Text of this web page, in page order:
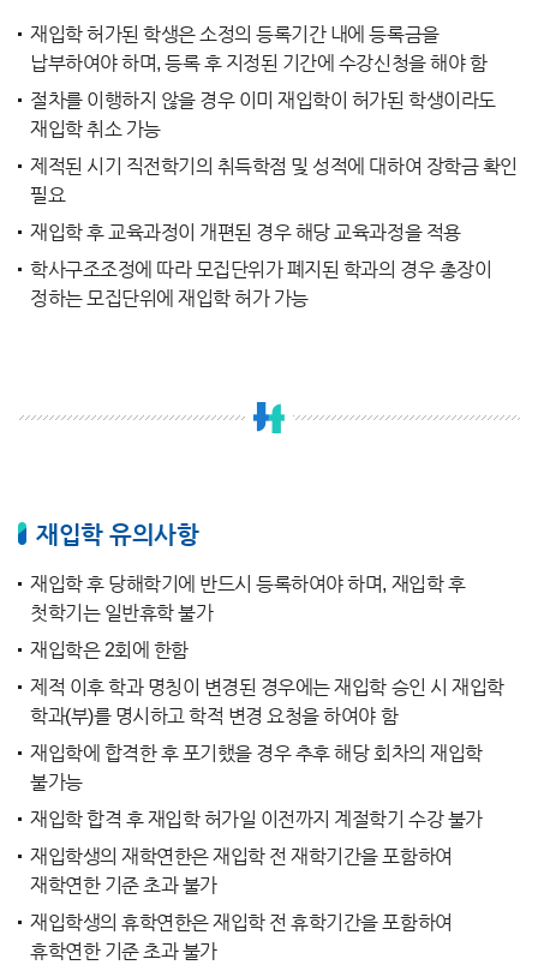
재입학 허가된 학생은 소정의 등록기간 내에 등록금을
납부하여야 하며, 등록 후 지정된 기간에 수강신청을 해야 함
절차를 이행하지 않을 경우 이미 재입학이 허가된 학생이라도
재입학 취소 가능
제적된 시기 직전학기의 취득학점 및 성적에 대하여 장학금 확인
필요
재입학 후 교육과정이 개편된 경우 해당 교육과정을 적용
학사구조조정에 따라 모집단위가 폐지된 학과의 경우 총장이
정하는 모집단위에 재입학 허가 가능
재입학 유의사항
재입학 후 당해학기에 반드시 등록하여야 하며, 재입학 후
첫학기는 일반휴학 불가
재입학은 2회에 한함
제적 이후 학과 명칭이 변경된 경우에는 재입학 승인 시 재입학
학과(부)를 명시하고 학적 변경 요청을 하여야 함
재입학에 합격한 후 포기했을 경우 추후 해당 회차의 재입학
불가능
재입학 합격 후 재입학 허가일 이전까지 계절학기 수강 불가
재입학생의 재학연한은 재입학 전 재학기간을 포함하여
재학연한 기준 초과 불가
재입학생의 휴학연한은 재입학 전 휴학기간을 포함하여
휴학연한 기준 초과 불가